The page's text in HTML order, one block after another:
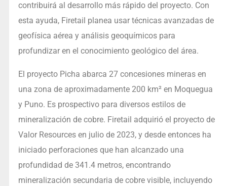
contribuirá al desarrollo más rápido del proyecto. Con
esta ayuda, Firetail planea usar técnicas avanzadas de
geofísica aérea y análisis geoquímicos para
profundizar en el conocimiento geológico del área.
El proyecto Picha abarca 27 concesiones mineras en
una zona de aproximadamente 200 km² en Moquegua
y Puno. Es prospectivo para diversos estilos de
mineralización de cobre. Firetail adquirió el proyecto de
Valor Resources en julio de 2023, y desde entonces ha
iniciado perforaciones que han alcanzado una
profundidad de 341.4 metros, encontrando
mineralización secundaria de cobre visible, incluyendo